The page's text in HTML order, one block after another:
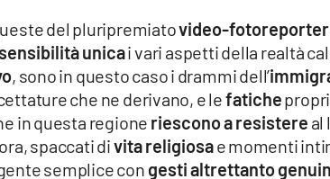
del pluripremiatovideo-fotoreporter
sensibilità unicai vari aspetti della realtà
, sono in questo caso i drammi dell’
che ne derivano, e lefatiche
in questa regione riescono a resistere al
spaccati divita religiosae momenti
semplice con gesti altrettanto